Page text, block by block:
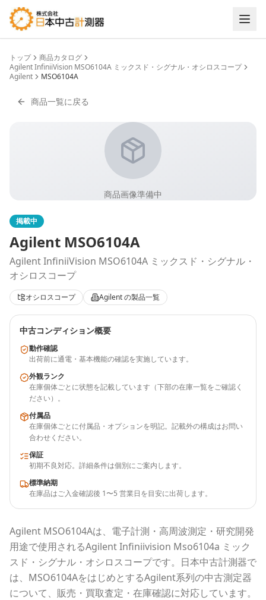
トップ
商品カタログ
Agilent InfiniiVision MSO6104A ミックスド・シグナル・オシロスコープ
Agilent
MSO6104A
商品一覧に戻る
商品画像準備中
掲載中
Agilent MSO6104A
Agilent InfiniiVision MSO6104A ミックスド・シグナル・
オシロスコープ
オシロスコープ Agilentの製品一覧
中古コンディション概要
動作確認
出荷前に通電・基本機能の確認を実施しています。
外観ランク
在庫個体ごとに状態を記載しています（下部の在庫一覧をご確認く
ださい）。
付属品
在庫個体ごとに付属品・オプションを明記。記載外の構成はお問い
合わせください。
保証
初期不良対応。詳細条件は個別にご案内します。
標準納期
在庫品はご入金確認後 1〜5 営業日を目安に出荷します。
Agilent MSO6104Aは、電子計測・高周波測定・研究開発
用途で使用されるAgilent Infiniivision Mso6104a ミック
スド・シグナル・オシロスコープです。 日本中古計測器で
は、 MSO6104AをはじめとするAgilent系列の中古測定器
について、販売・買取査定・在庫確認に対応しています。